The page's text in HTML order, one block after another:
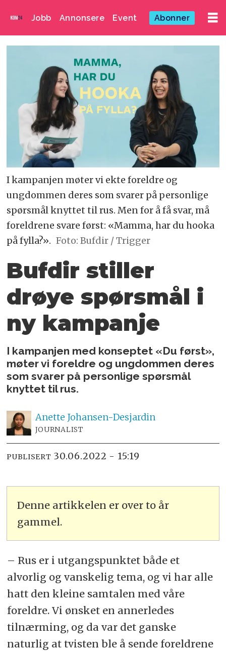
Jobb Annonsere Event Abonner
I kampanjen møter vi ekte foreldre og
ungdommen deres som svarer på personlige
spørsmål knyttet til rus. Men for å få svar, må
foreldrene svare først: «Mamma, har du hooka
på fylla?». Foto: Bufdir / Trigger
Bufdir stiller
drøye spørsmål i
ny kampanje
I kampanjen med konseptet «Du først»,
møter vi foreldre og ungdommen deres
som svarer på personlige spørsmål
knyttet til rus.
Anette Johansen-Desjardin
JOURNALIST
PUBLISERT 30.06.2022 - 15:19
Denne artikkelen er over to år
gammel.
– Rus er i utgangspunktet både et
alvorlig og vanskelig tema, og vi har alle
hatt den kleine samtalen med våre
foreldre. Vi ønsket en annerledes
tilnærming, og da var det ganske
naturlig at tvisten ble å sende foreldrene